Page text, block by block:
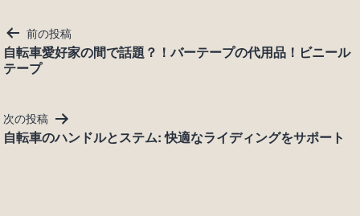
投
稿
ナ
ゲ
ー
シ
前の投稿
自転車愛好家の間で話題？！バーテープの代用品！ビニール
テープ
次の投稿
自転車のハンドルとステム: 快適なライディングをサポート